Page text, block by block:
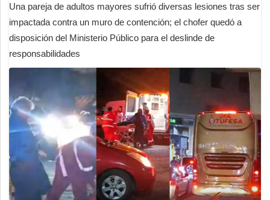
Una pareja de adultos mayores sufrió diversas lesiones tras ser
impactada contra un muro de contención; el chofer quedó a
disposición del Ministerio Público para el deslinde de
responsabilidades